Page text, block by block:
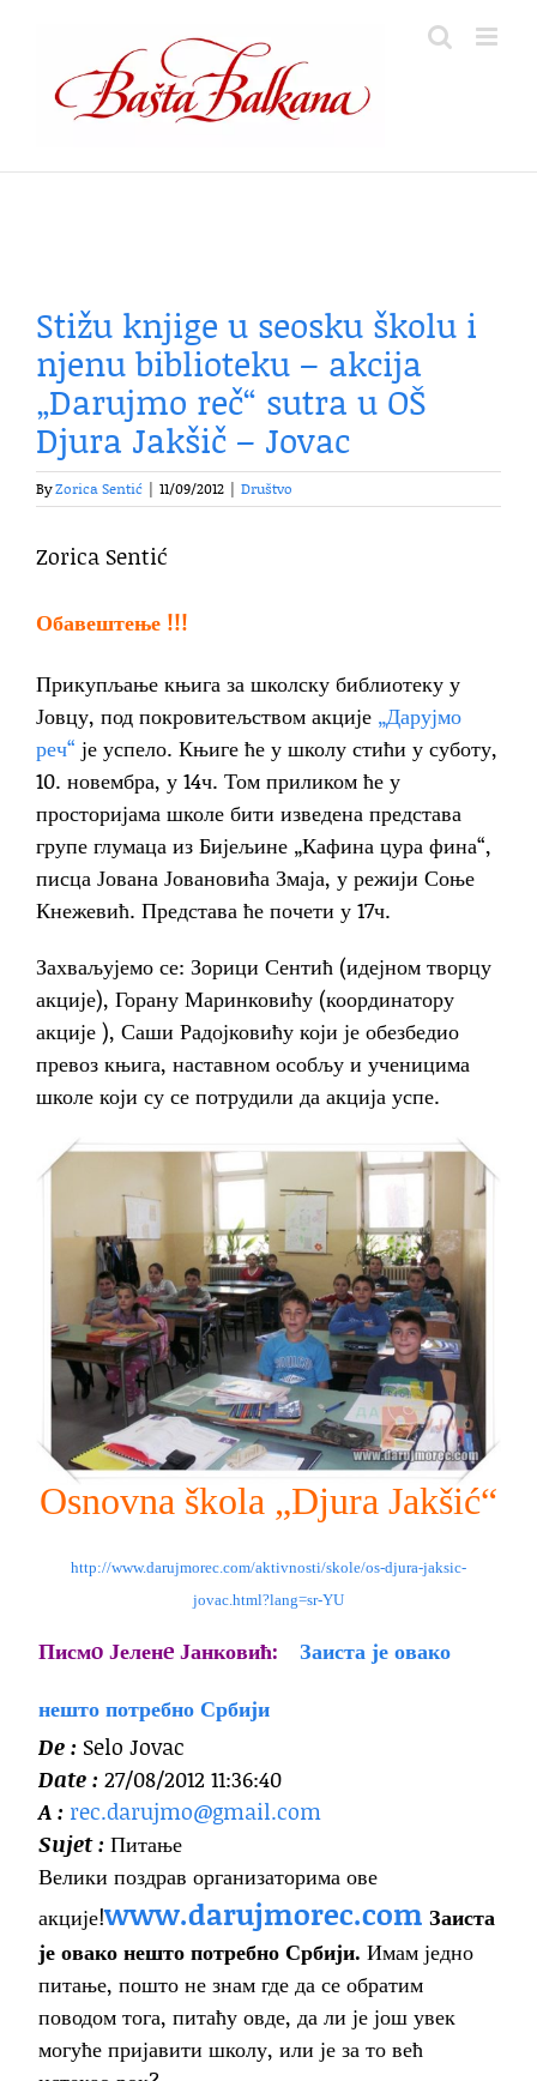
content
Stižu knjige u seosku školu i
njenu biblioteku – akcija
„Darujmo reč“ sutra u OŠ
Djura Jakšič – Jovac
ByZorica Sentić 11/09/2012 Društvo
Zorica Sentić
Обавештење !!!
Прикупљање књига за школску библиотеку у
Јовцу, под покровитељством акције „Дарујмо
реч“ је успело. Књиге ће у школу стићи у суботу,
10. новембра, у 14ч. Том приликом ће у
просторијама школе бити изведена представа
групе глумаца из Бијељине „Кафина цура фина“,
писца Јована Јовановића Змаја, у режији Соње
Кнежевић. Представа ће почети у 17ч.
Захваљујемо се: Зорици Сентић (идејном творцу
акције), Горану Маринковићу (координатору
акције ), Саши Радојковићу који је обезбедио
превоз књига, наставном особљу и ученицима
школе који су се потрудили да акција успе.
Osnovna škola „Djura Jakšić“
http://www.darujmorec.com/aktivnosti/skole/os-djura-jaksic-
jovac.html?lang=sr-YU
Писмo Јеленe Јанковић:
Заиста је овако
нешто потребно Србији
De : Selo Jovac
Date : 27/08/2012 11:36:40
A : rec.darujmo@gmail.com
Sujet : Питање
Велики поздрав организаторима ове
акције!www.darujmorec.com Заиста
је овако нешто потребно Србији. Имам једно
питање, пошто не знам где да се обратим
поводом тога, питаћу овде, да ли је још увек
могуће пријавити школу, или је за то већ